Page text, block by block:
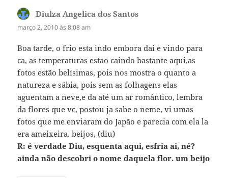
Diulza Angelica dos Santos
março 2, 2010 às 8:08 am
Boa tarde, o frio esta indo embora dai e vindo para
ca, as temperaturas estao caindo bastante aqui,as
fotos estão belísimas, pois nos mostra o quanto a
natureza e sábia, pois sem as folhagens elas
aguentam a neve,e da até um ar romântico, lembra
da flores que vc, postou ja sabe o neme, vi umas
fotos que me enviaram do Japão e parecia com ela la
era ameixeira. beijos, (diu)
R: é verdade Diu, esquenta aqui, esfria ai, né?
ainda não descobri o nome daquela flor. um beijo